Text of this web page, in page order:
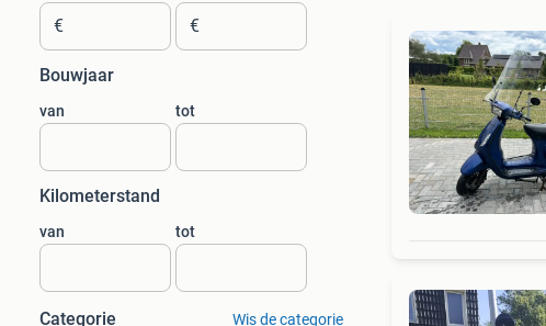
€ €
Bouwjaar
van tot
Kilometerstand
van tot
Categorie Wis de categorie